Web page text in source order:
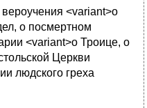
<variant>о
о посмертном
<variant>о Троице, о
Церкви
людского греха